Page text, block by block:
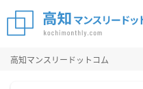
高知マンスリードットコム